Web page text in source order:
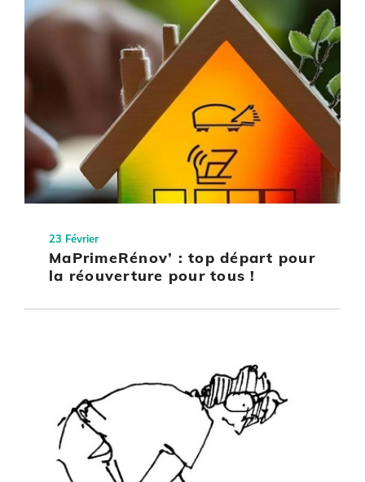
23 Février
MaPrimeRénov’ : top départ pour
la réouverture pour tous !